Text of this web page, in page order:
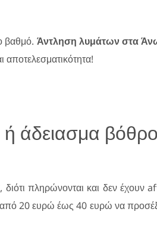
βαθμό. Άντληση λυμάτων στα
αποτελεσματικότητα!
άδειασμα
διότι πληρώνονται και δεν
20 ευρώ έως 40 ευρώ να